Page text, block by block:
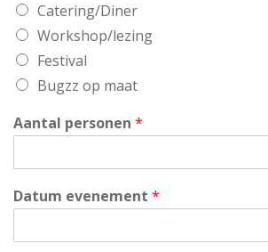
Catering/Diner
Workshop/lezing
Festival
Bugzz op maat
Aantal personen *
Datum evenement *